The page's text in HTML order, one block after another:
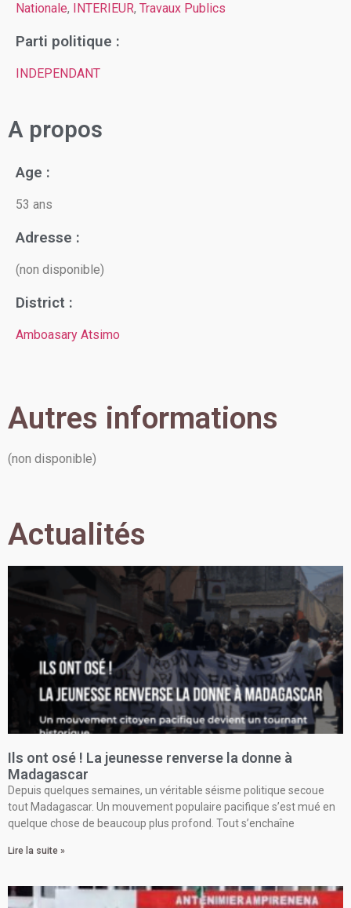
Nationale, INTERIEUR, Travaux Publics
Parti politique :
INDEPENDANT
A propos
Age :
53 ans
Adresse :
(non disponible)
District :
Amboasary Atsimo
Autres informations
(non disponible)
Actualités
Ils ont osé ! La jeunesse renverse la donne à
Madagascar
Depuis quelques semaines, un véritable séisme politique secoue
tout Madagascar. Un mouvement populaire pacifique s’est mué en
quelque chose de beaucoup plus profond. Tout s’enchaîne
Lire la suite »